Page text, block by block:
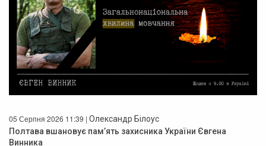
05 Серпня 2026 11:39 | Олександр Білоус
Полтава вшановує пам’ять захисника України Євгена
Винника